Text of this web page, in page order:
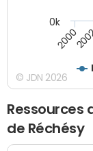
2000
0k
© JDN 2026
Ressources
de Réchésy